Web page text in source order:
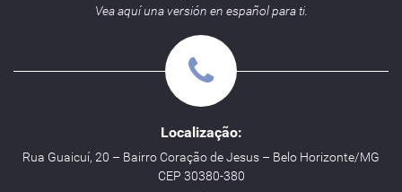
Vea aquí una versión en español para ti.
Localização:
Rua Guaicuí, 20 – Bairro Coração de Jesus – Belo Horizonte/MG
CEP 30380-380